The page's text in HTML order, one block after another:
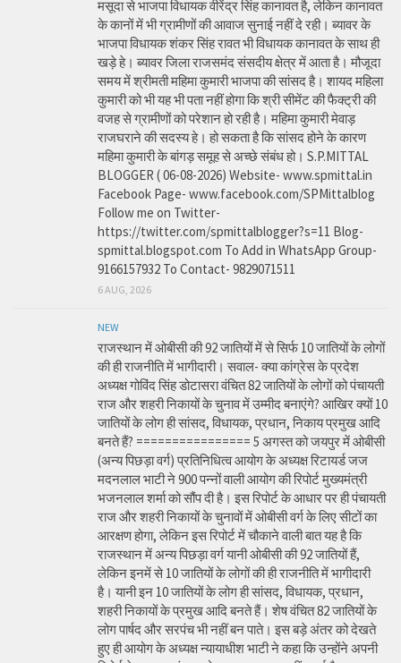
मसूदा से भाजपा विधायक वीरेंद्र सिंह कानावत है, लेकिन कानावत
के कानों में भी ग्रामीणों की आवाज सुनाई नहीं दे रही। ब्यावर के
भाजपा विधायक शंकर सिंह रावत भी विधायक कानावत के साथ ही
खड़े हे। ब्यावर जिला राजसमंद संसदीय क्षेत्र में आता है। मौजूदा
समय में श्रीमती महिमा कुमारी भाजपा की सांसद है। शायद महिला
कुमारी को भी यह भी पता नहीं होगा कि श्री सीमेंट की फैक्ट्री की
वजह से ग्रामीणों को परेशान हो रही है। महिमा कुमारी मेवाड़
राजघराने की सदस्य हे। हो सकता है कि सांसद होने के कारण
महिमा कुमारी के बांगड़ समूह से अच्छे संबंध हो। S.P.MITTAL
BLOGGER ( 06-08-2026) Website- www.spmittal.in
Facebook Page- www.facebook.com/SPMittalblog
Follow me on Twitter-
https://twitter.com/spmittalblogger?s=11 Blog-
spmittal.blogspot.com To Add in WhatsApp Group-
9166157932 To Contact- 9829071511
6 AUG, 2026
NEW
राजस्थान में ओबीसी की 92 जातियों में से सिर्फ 10 जातियों के लोगों
की ही राजनीति में भागीदारी। सवाल- क्या कांग्रेस के प्रदेश
अध्यक्ष गोविंद सिंह डोटासरा वंचित 82 जातियों के लोगों को पंचायती
राज और शहरी निकायों के चुनाव में उम्मीद बनाएंगे? आखिर क्यों 10
जातियों के लोग ही सांसद, विधायक, प्रधान, निकाय प्रमुख आदि
बनते हैं? ================ 5 अगस्त को जयपुर में ओबीसी
(अन्य पिछड़ा वर्ग) प्रतिनिधित्व आयोग के अध्यक्ष रिटायर्ड जज
मदनलाल भाटी ने 900 पन्नों वाली आयोग की रिपोर्ट मुख्यमंत्री
भजनलाल शर्मा को सौंप दी है। इस रिपोर्ट के आधार पर ही पंचायती
राज और शहरी निकायों के चुनावों में ओबीसी वर्ग के लिए सीटों का
आरक्षण होगा, लेकिन इस रिपोर्ट में चौकाने वाली बात यह है कि
राजस्थान में अन्य पिछड़ा वर्ग यानी ओबीसी की 92 जातियों हैं,
लेकिन इनमें से 10 जातियों के लोगों की ही राजनीति में भागीदारी
है। यानी इन 10 जातियों के लोग ही सांसद, विधायक, प्रधान,
शहरी निकायों के प्रमुख आदि बनते हैं। शेष वंचित 82 जातियों के
लोग पार्षद और सरपंच भी नहीं बन पाते। इस बड़े अंतर को देखते
हुए ही आयोग के अध्यक्ष न्यायाधीश भाटी ने कहा कि उन्होंने अपनी